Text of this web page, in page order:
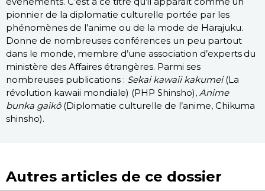
pionnier de la diplomatie culturelle portée par les
phénomènes de l’anime ou de la mode de Harajuku.
Donne de nombreuses conférences un peu partout
dans le monde, membre d’une association d’experts du
ministère des Affaires étrangères. Parmi ses
nombreuses publications : Sekai kawaii kakumei(La
révolution kawaii mondiale) (PHP Shinsho), Anime
bunka gaikô(Diplomatie culturelle de l’anime, Chikuma
shinsho).
Autres articles de ce dossier